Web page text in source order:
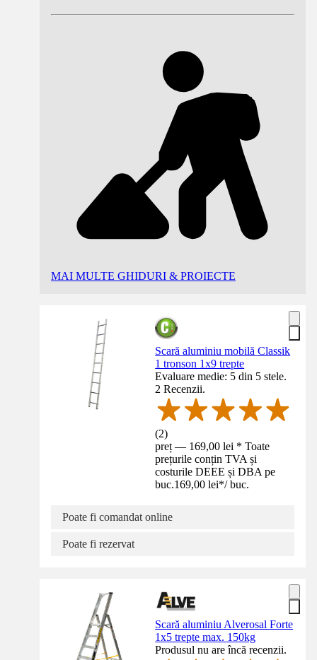
MAI MULTE GHIDURI & PROIECTE
Scară aluminiu mobilă Classik
1 tronson 1x9 trepte
Evaluare medie: 5 din 5 stele.
2 Recenzii.
(2)
preț — 169,00 lei * Toate
prețurile conțin TVA și
costurile DEEE și DBA pe
buc.169,00 lei*/ buc.
Poate fi comandat online
Poate fi rezervat
Scară aluminiu Alverosal Forte
1x5 trepte max. 150kg
Produsul nu are încă recenzii.